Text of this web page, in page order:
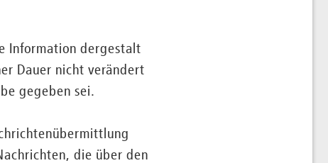
Information dergestalt
Dauer nicht verändert
gegeben sei.
die über den